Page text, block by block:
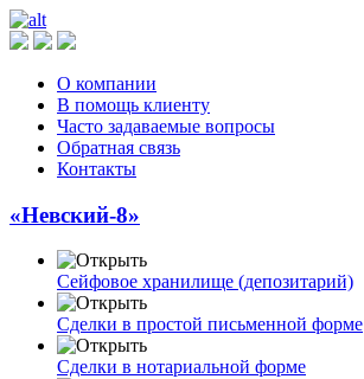
О компании
В помощь клиенту
Часто задаваемые вопросы
Обратная связь
Контакты
«Невский-8»
Сейфовое хранилище (депозитарий)
Сделки в простой письменной форме
Сделки в нотариальной форме